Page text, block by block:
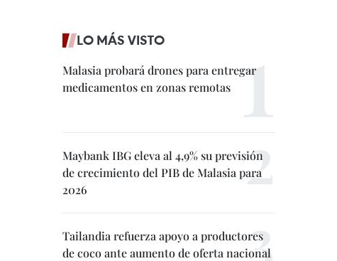
LO MÁS VISTO
Malasia probará drones para entregar
medicamentos en zonas remotas
Maybank IBG eleva al 4,9% su previsión
de crecimiento del PIB de Malasia para
2026
Tailandia refuerza apoyo a productores
de coco ante aumento de oferta nacional